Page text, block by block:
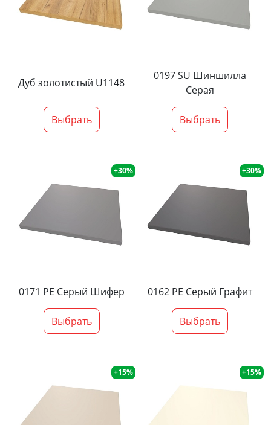
Дуб золотистый U1148
Выбрать
0197 SU Шиншилла
Серая
Выбрать
+30%
0171 PE Серый Шифер
Выбрать
+30%
0162 PE Серый Графит
Выбрать
+15% +15%